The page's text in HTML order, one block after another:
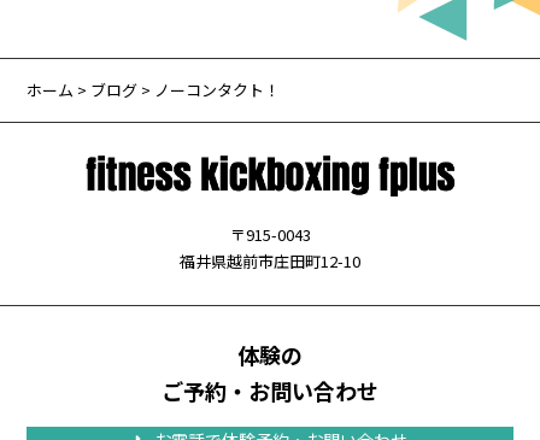
ホーム > ブログ > ノーコンタクト！
〒915-0043
福井県越前市庄田町12-10
体験の
ご予約・お問い合わせ